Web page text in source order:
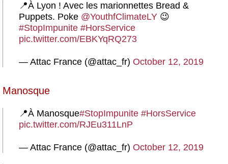
📍À Lyon ! Avec les marionnettes Bread &
Puppets. Poke @YouthfClimateLY 😉
#StopImpunite #HorsService
pic.twitter.com/EBKYqRQ273
— Attac France (@attac_fr) October 12, 2019
Manosque
📍À Manosque#StopImpunite #HorsService
pic.twitter.com/RJEu311LnP
— Attac France (@attac_fr) October 12, 2019